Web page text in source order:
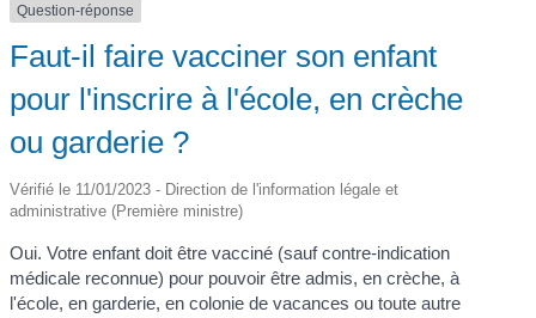
Question-réponse
Faut-il faire vacciner son enfant
pour l'inscrire à l'école, en crèche
ou garderie ?
Vérifié le 11/01/2023 - Direction de l'information légale et
administrative (Première ministre)
Oui. Votre enfant doit être vacciné (sauf contre-indication
médicale reconnue) pour pouvoir être admis, en crèche, à
l'école, en garderie, en colonie de vacances ou toute autre